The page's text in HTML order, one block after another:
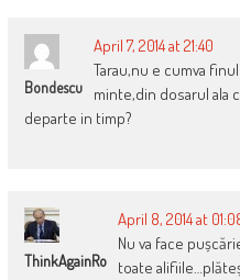
Bondescu
April 7, 2014 at 21:40
Tarau,nu e cumva
minte,din dosarul ala
departe in timp?
ThinkAgainRo
April 8, 2014 at
Nu va face
toate